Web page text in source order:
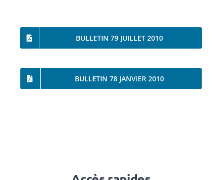
BULLETIN 79 JUILLET 2010
BULLETIN 78 JANVIER 2010